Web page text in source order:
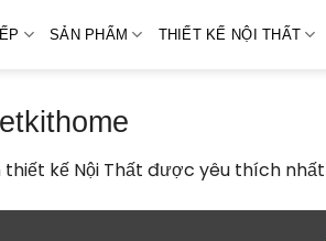
SẢN PHẨM THIẾT KẾ NỘI THẤT
kế Nội Thất được yêu thích nhất